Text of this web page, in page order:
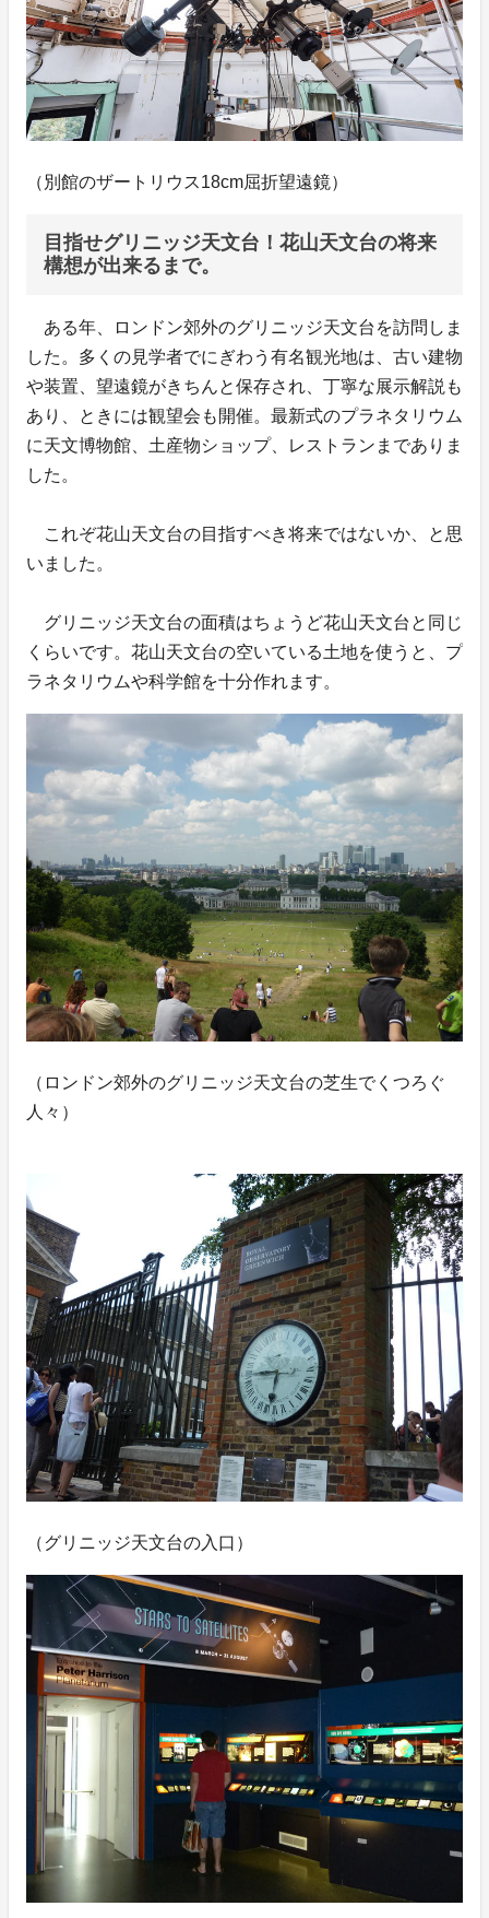
（別館のザートリウス18cm屈折望遠鏡）
目指せグリニッジ天文台！花山天文台の将来
構想が出来るまで。
ある年、ロンドン郊外のグリニッジ天文台を訪問しま
した。多くの見学者でにぎわう有名観光地は、古い建物
や装置、望遠鏡がきちんと保存され、丁寧な展示解説も
あり、ときには観望会も開催。最新式のプラネタリウム
に天文博物館、土産物ショップ、レストランまでありま
した。
これぞ花山天文台の目指すべき将来ではないか、と思
いました。
グリニッジ天文台の面積はちょうど花山天文台と同じ
くらいです。花山天文台の空いている土地を使うと、プ
ラネタリウムや科学館を十分作れます。
（ロンドン郊外のグリニッジ天文台の芝生でくつろぐ
人々）
（グリニッジ天文台の入口）